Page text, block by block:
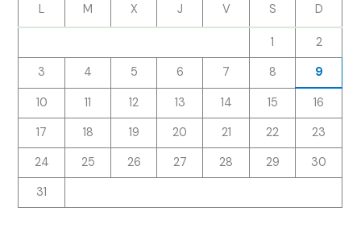
L M X J V S D
1
2
3
4 5 6 7 8
9
10
11 12 13 14 15
16
17
18 19 20 21 22
23
24
25 26 27 28 29
30
31